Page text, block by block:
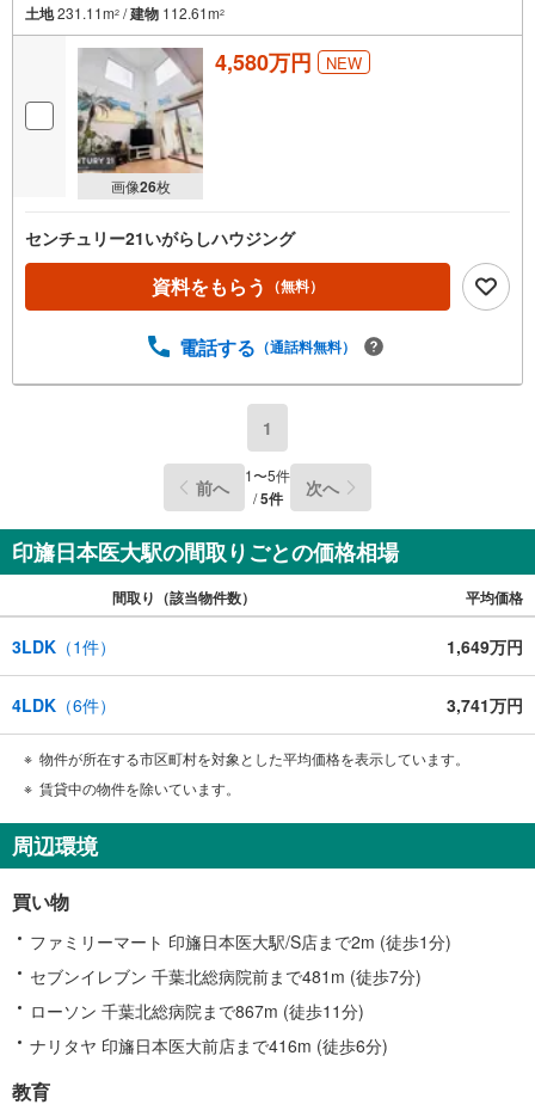
土地231.11m2 /建物 112.61m2
画像26枚
4,580万円 NEW
センチュリー21いがらしハウジング
資料をもらう （無料）
電話する （通話料無料）
1
前へ 1〜5件
/5件 次へ
印旛日本医大駅の間取りごとの価格相場
間取り（該当物件数） 平均価格
3LDK （1件） 1,649万円
4LDK （6件） 3,741万円
物件が所在する市区町村を対象とした平均価格を表示しています。
賃貸中の物件を除いています。
周辺環境
買い物
ファミリーマート 印旛日本医大駅/S店まで2m (徒歩1分)
セブンイレブン 千葉北総病院前まで481m (徒歩7分)
ローソン 千葉北総病院まで867m (徒歩11分)
ナリタヤ 印旛日本医大前店まで416m (徒歩6分)
教育